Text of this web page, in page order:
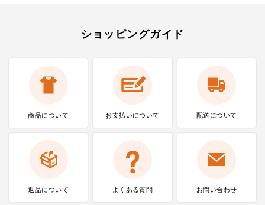
ショッピングガイド
商品について お支払いについて 配送について
返品について よくある質問 お問い合わせ